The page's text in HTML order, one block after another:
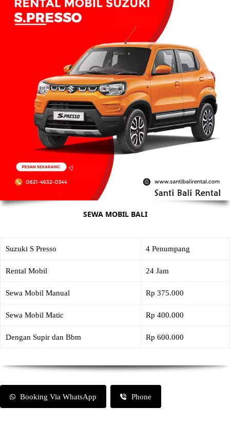
SEWA MOBIL BALI
Suzuki S Presso 4 Penumpang
Rental Mobil 24 Jam
Sewa Mobil Manual Rp 375.000
Sewa Mobil Matic Rp 400.000
Dengan Supir dan Bbm Rp 600.000
Booking Via WhatsApp Phone